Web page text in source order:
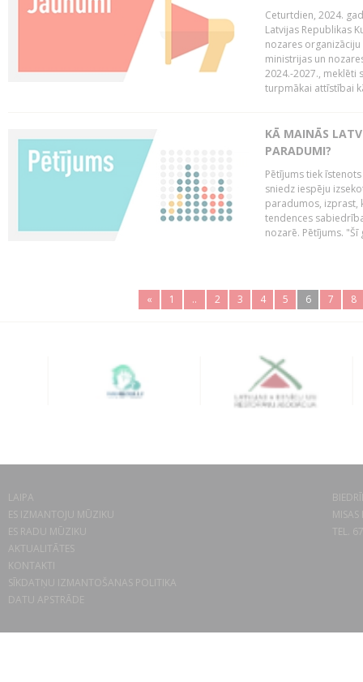
Ceturtdien, 2024.
Latvijas Republikas
nozares
ministrijas un
2024.-2027., meklēti
turpmākai attīstībai
KĀ MAINĀS
PARADUMI?
Pētījums tiek
sniedz iespēju
paradumos, izprast,
tendences
nozarē. Pētījums.
« 1 .. 2 3 4 5 6 7 8
LAIPA
ES IZMANTOJU MŪZIKU
ES RADU MŪZIKU
AKTUALITĀTES
KONTAKTI
SĪKDATŅU IZMANTOŠANAS POLITIKA
DATU APSTRĀDE
TEL.